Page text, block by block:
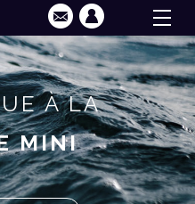
À LA
MINI